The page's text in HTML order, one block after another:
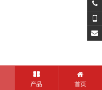
产品 首页